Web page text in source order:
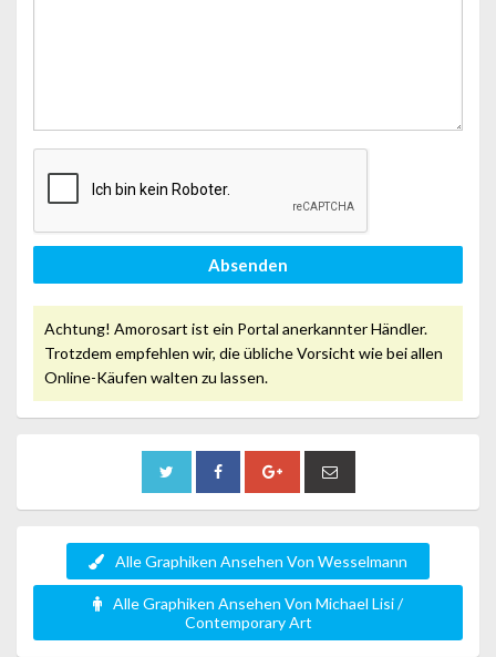
Absenden
Achtung! Amorosart ist ein Portal anerkannter Händler.
Trotzdem empfehlen wir, die übliche Vorsicht wie bei allen
Online-Käufen walten zu lassen.
Alle Graphiken Ansehen Von Wesselmann
Alle Graphiken Ansehen Von Michael Lisi /
Contemporary Art